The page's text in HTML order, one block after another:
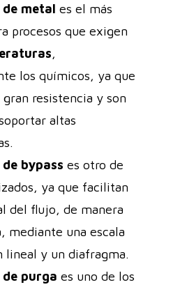
metal es el más
procesos que exigen
,
los químicos, ya que
resistencia y son
altas
bypass es otro de
ya que facilitan
del flujo, de manera
mediante una escala
lineal y un diafragma.
purga es uno de los